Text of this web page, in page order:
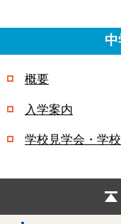
概要
入学案内
学校見学会・学